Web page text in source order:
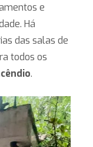
e
Há
das salas de
todos os
.